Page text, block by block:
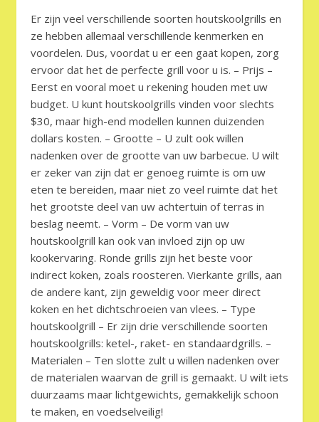
Er zijn veel verschillende soorten houtskoolgrills en
ze hebben allemaal verschillende kenmerken en
voordelen. Dus, voordat u er een gaat kopen, zorg
ervoor dat het de perfecte grill voor u is. – Prijs –
Eerst en vooral moet u rekening houden met uw
budget. U kunt houtskoolgrills vinden voor slechts
$30, maar high-end modellen kunnen duizenden
dollars kosten. – Grootte – U zult ook willen
nadenken over de grootte van uw barbecue. U wilt
er zeker van zijn dat er genoeg ruimte is om uw
eten te bereiden, maar niet zo veel ruimte dat het
het grootste deel van uw achtertuin of terras in
beslag neemt. – Vorm – De vorm van uw
houtskoolgrill kan ook van invloed zijn op uw
kookervaring. Ronde grills zijn het beste voor
indirect koken, zoals roosteren. Vierkante grills, aan
de andere kant, zijn geweldig voor meer direct
koken en het dichtschroeien van vlees. – Type
houtskoolgrill – Er zijn drie verschillende soorten
houtskoolgrills: ketel-, raket- en standaardgrills. –
Materialen – Ten slotte zult u willen nadenken over
de materialen waarvan de grill is gemaakt. U wilt iets
duurzaams maar lichtgewichts, gemakkelijk schoon
te maken, en voedselveilig!